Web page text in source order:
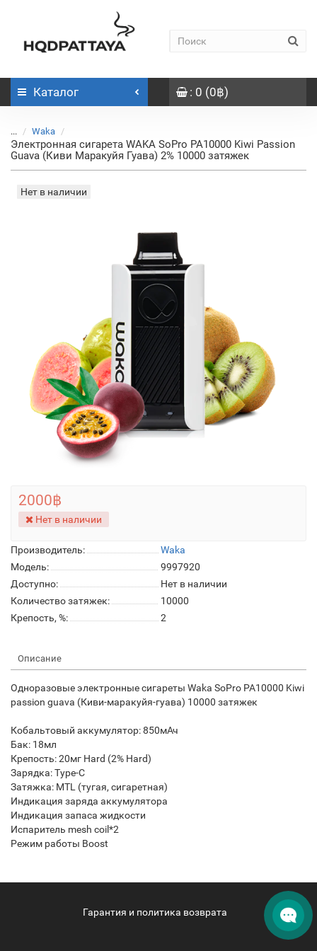
Каталог : 0 (0฿)
... Waka
Электронная сигарета WAKA SoPro PA10000 Kiwi Passion
Guava (Киви Маракуйя Гуава) 2% 10000 затяжек
Нет в наличии
Производитель:
Waka
Модель:
9997920
Доступно:
Нет в наличии
Количество затяжек:
10000
Крепость, %:
2
2000฿
Нет в наличии
Описание
Одноразовые электронные сигареты Waka SoPro PA10000 Kiwi
passion guava (Киви-маракуйя-гуава) 10000 затяжек
Кобальтовый аккумулятор: 850мАч
Бак: 18мл
Крепость: 20мг Hard (2% Hard)
Зарядка: Type-C
Затяжка: MTL (тугая, сигаретная)
Индикация заряда аккумулятора
Индикация запаса жидкости
Испаритель mesh coil*2
Режим работы Boost
Гарантия и политика возврата